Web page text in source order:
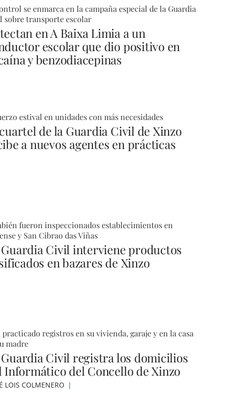
se enmarca en la campaña especial de la Guardia
sobre transporte escolar
en A Baixa Limia a un
escolar que dio positivo en
y benzodiacepinas
estival en unidades con más necesidades
de la Guardia Civil de Xinzo
a nuevos agentes en prácticas
fueron inspeccionados establecimientos en
y San Cibrao das Viñas
Civil interviene productos
en bazares de Xinzo
practicado registros en su vivienda, garaje y en la casa
madre
Civil registra los domicilios
Informático del Concello de Xinzo
LOIS COLMENERO